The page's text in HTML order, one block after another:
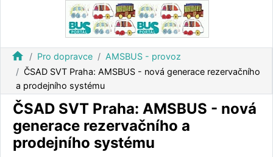
home Pro dopravce
AMSBUS - provoz
ČSAD SVT Praha: AMSBUS - nová generace rezervačního
a prodejního systému
ČSAD SVT Praha: AMSBUS - nová
generace rezervačního a
prodejního systému